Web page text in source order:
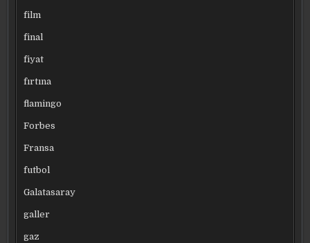
film
final
fiyat
fırtına
flamingo
Forbes
Fransa
futbol
Galatasaray
galler
gaz